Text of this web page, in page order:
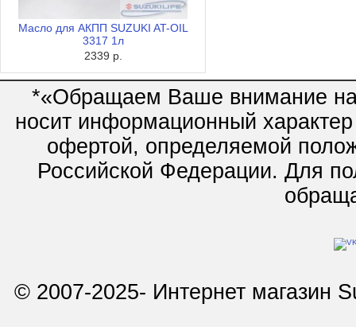
Масло для АКПП SUZUKI AT-OIL
3317 1л
2339 р.
*«Обращаем Ваше внимание на
носит информационный
офертой, определяемой
Российской Федерации. Для
© 2007-2025- Интернет магазин